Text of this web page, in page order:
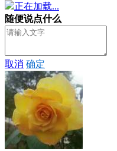
正在加载...
随便说点什么
取消 确定